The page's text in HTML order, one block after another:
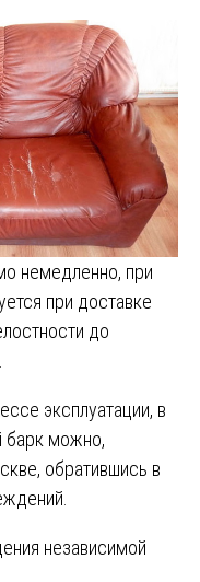
немедленно, при
при доставке
до
эксплуатации, в
барк можно,
обратившись в
независимой